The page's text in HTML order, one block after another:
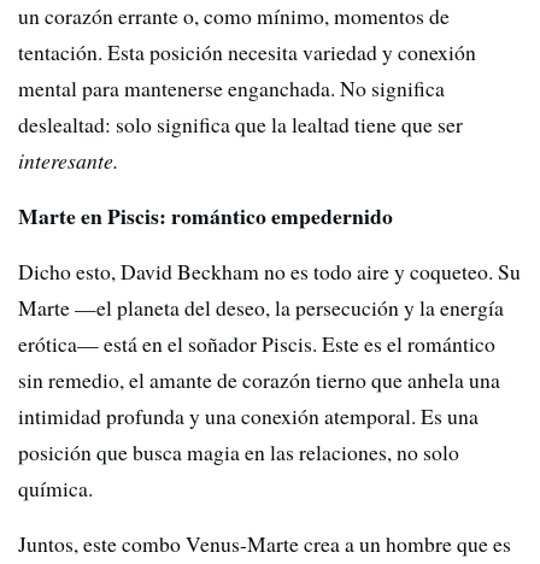
un corazón errante o, como mínimo, momentos de
tentación. Esta posición necesita variedad y conexión
mental para mantenerse enganchada. No significa
deslealtad: solo significa que la lealtad tiene que ser
interesante.
Marte en Piscis: romántico empedernido
Dicho esto, David Beckham no es todo aire y coqueteo. Su
Marte —el planeta del deseo, la persecución y la energía
erótica— está en el soñador Piscis. Este es el romántico
sin remedio, el amante de corazón tierno que anhela una
intimidad profunda y una conexión atemporal. Es una
posición que busca magia en las relaciones, no solo
química.
Juntos, este combo Venus-Marte crea a un hombre que es